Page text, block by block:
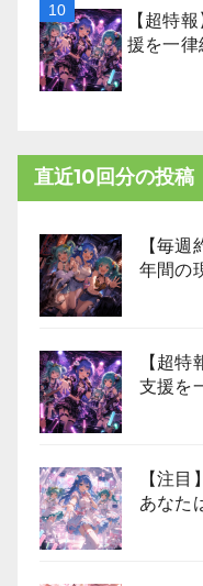
【超特
援を一律
直近10回分の投稿
【毎
年間の
【超
支援を
【注目
あなた